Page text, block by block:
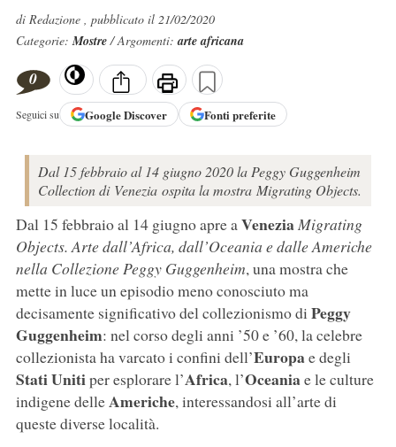
di Redazione , pubblicato il 21/02/2020
Categorie:Mostre/ Argomenti:arte africana
0
Seguici su GoogleDiscover Fonti preferite
Dal 15 febbraio al 14 giugno 2020 la Peggy Guggenheim
Collection di Venezia ospita la mostra Migrating Objects.
Dal 15 febbraio al 14 giugno apre aVeneziaMigrating
Objects. Arte dall’Africa, dall’Oceania e dalle Americhe
nella Collezione Peggy Guggenheim, una mostra che
mette in luce un episodio meno conosciuto ma
decisamente significativo del collezionismo di Peggy
Guggenheim: nel corso degli anni ’50 e ’60, la celebre
collezionista ha varcato i confini dell’Europae degli
Stati Unitiper esplorare l’Africa, l’Oceaniae le culture
indigene delleAmeriche, interessandosi all’arte di
queste diverse località.